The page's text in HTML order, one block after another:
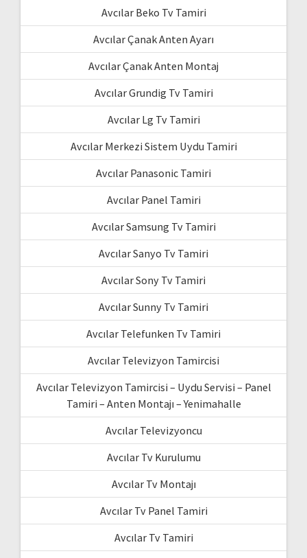
Avcılar Beko Tv Tamiri
Avcılar Çanak Anten Ayarı
Avcılar Çanak Anten Montaj
Avcılar Grundig Tv Tamiri
Avcılar Lg Tv Tamiri
Avcılar Merkezi Sistem Uydu Tamiri
Avcılar Panasonic Tamiri
Avcılar Panel Tamiri
Avcılar Samsung Tv Tamiri
Avcılar Sanyo Tv Tamiri
Avcılar Sony Tv Tamiri
Avcılar Sunny Tv Tamiri
Avcılar Telefunken Tv Tamiri
Avcılar Televizyon Tamircisi
Avcılar Televizyon Tamircisi – Uydu Servisi – Panel
Tamiri – Anten Montajı – Yenimahalle
Avcılar Televizyoncu
Avcılar Tv Kurulumu
Avcılar Tv Montajı
Avcılar Tv Panel Tamiri
Avcılar Tv Tamiri